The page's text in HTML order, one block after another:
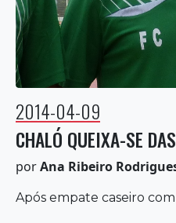
2014-04-09
CHALÓ QUEIXA-SE
porAna Ribeiro
Após empate caseiro